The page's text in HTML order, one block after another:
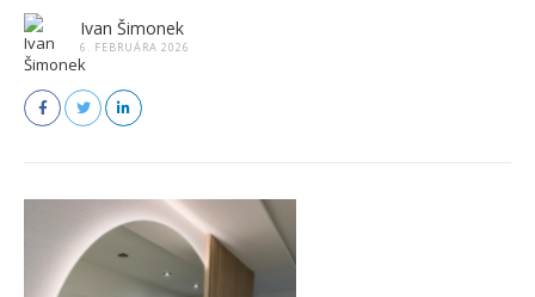
Ivan Šimonek
6. FEBRUÁRA 2026